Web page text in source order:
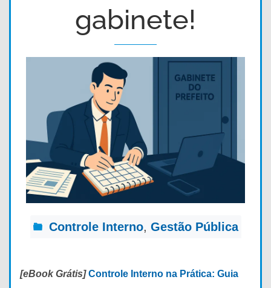
gabinete!
Controle Interno, Gestão Pública
[eBook Grátis]Controle Interno na Prática: Guia